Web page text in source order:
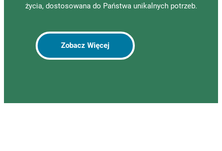
życia, dostosowana do Państwa unikalnych potrzeb.
Zobacz Więcej